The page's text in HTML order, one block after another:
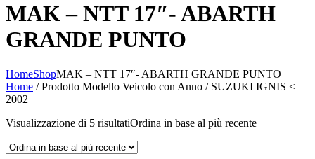
MAK – NTT 17″- ABARTH
GRANDE PUNTO
HomeShopMAK – NTT 17″- ABARTH GRANDE PUNTO
Home / Prodotto Modello Veicolo con Anno / SUZUKI IGNIS <
2002
Visualizzazione di 5 risultatiOrdina in base al più recente